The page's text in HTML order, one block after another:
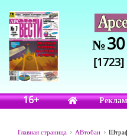
№30
[1723]
16+
Главная страница АВтобан